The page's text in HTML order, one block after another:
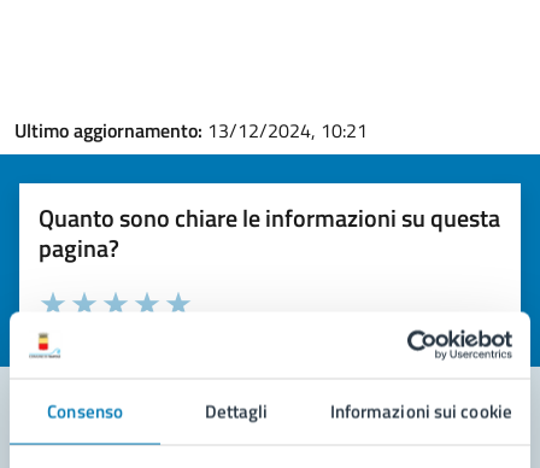
Consenso Dettagli Informazioni sui cookie
Ultimo aggiornamento: 13/12/2024, 10:21
Quanto sono chiare le informazioni su questa
pagina?
Valuta la chiarezza delle informazioni (da 1 a 5 stelle)
Seleziona il numero di stelle per valutare la chiarezza delle
Valuta 1 stelle su 5